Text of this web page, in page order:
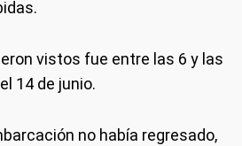
vistos fue entre las 6 y las
14 de junio.
no había regresado,